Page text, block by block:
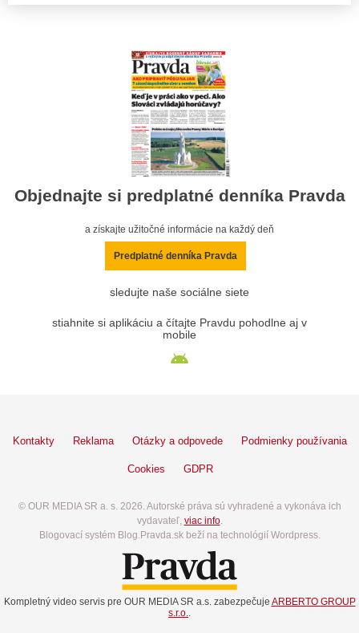
Objednajte si predplatné denníka Pravda
a získajte užitočné informácie na každý deň
Predplatné denníka Pravda
sledujte naše sociálne siete
stiahnite si aplikáciu a čítajte Pravdu pohodlne aj v
mobile
Kontakty Reklama Otázky a odpovede Podmienky používania
Cookies GDPR
© OUR MEDIA SR a. s. 2026. Autorské práva sú vyhradené a vykonáva ich
vydavateľ, viac info.
Blogovací systém Blog.Pravda.sk beží na technológií Wordpress.
Kompletný video servis pre OUR MEDIA SR a.s. zabezpečuje ARBERTO GROUP
s.r.o..